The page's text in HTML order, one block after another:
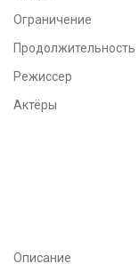
Активировать
Ограничение
Продолжительность
Режиссер
Актёры
Описание